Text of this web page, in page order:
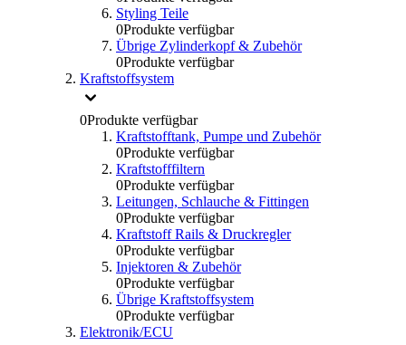
Styling Teile
0Produkte verfügbar
Übrige Zylinderkopf & Zubehör
0Produkte verfügbar
Kraftstoffsystem
0Produkte verfügbar
Kraftstofftank, Pumpe und Zubehör
0Produkte verfügbar
Kraftstofffiltern
0Produkte verfügbar
Leitungen, Schlauche & Fittingen
0Produkte verfügbar
Kraftstoff Rails & Druckregler
0Produkte verfügbar
Injektoren & Zubehör
0Produkte verfügbar
Übrige Kraftstoffsystem
0Produkte verfügbar
Elektronik/ECU